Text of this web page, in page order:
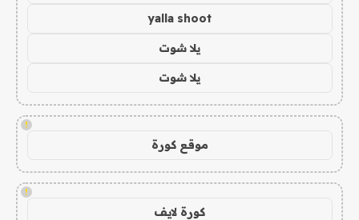
yalla shoot
يلا شوت
يلا شوت
!
موقع كورة
!
كورة لايف